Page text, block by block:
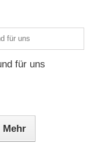
für uns
Mehr